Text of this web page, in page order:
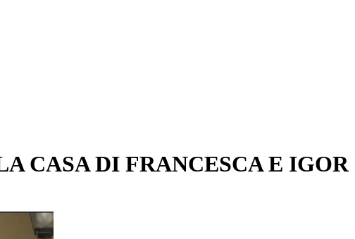
CASA DI FRANCESCA E IGOR